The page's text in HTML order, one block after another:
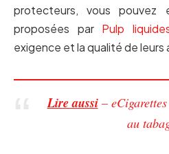
protecteurs, vous pouvez
proposées par Pulp
exigence et la qualité de leurs
Lire aussi–
au